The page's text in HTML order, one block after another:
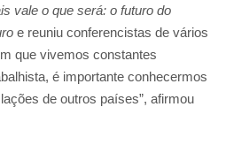
vale o que será: o futuro do
e reuniu conferencistas de vários
que vivemos constantes
é importante conhecermos
de outros países”, afirmou